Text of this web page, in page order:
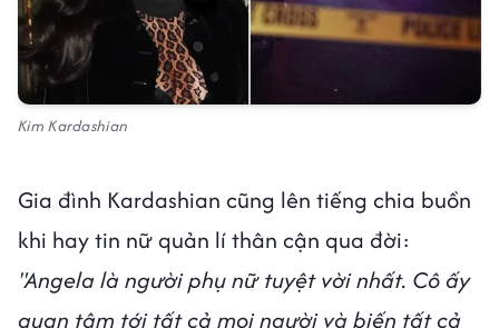
Kim Kardashian
Gia đình Kardashian cũng lên tiếng chia buồn
khi hay tin nữ quản lí thân cận qua đời:
"Angela là người phụ nữ tuyệt vời nhất. Cô ấy
quan tâm tới tất cả mọi người và biến tất cả